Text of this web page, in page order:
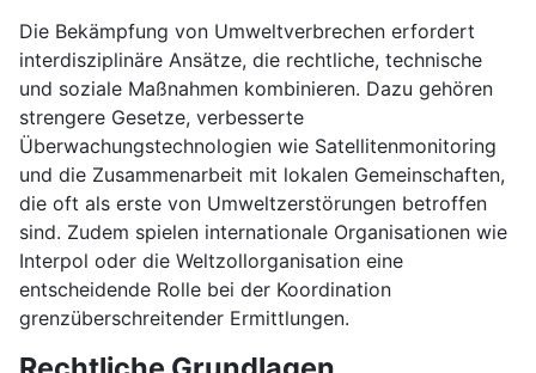
Die Bekämpfung von Umweltverbrechen erfordert
interdisziplinäre Ansätze, die rechtliche, technische
und soziale Maßnahmen kombinieren. Dazu gehören
strengere Gesetze, verbesserte
Überwachungstechnologien wie Satellitenmonitoring
und die Zusammenarbeit mit lokalen Gemeinschaften,
die oft als erste von Umweltzerstörungen betroffen
sind. Zudem spielen internationale Organisationen wie
Interpol oder die Weltzollorganisation eine
entscheidende Rolle bei der Koordination
grenzüberschreitender Ermittlungen.